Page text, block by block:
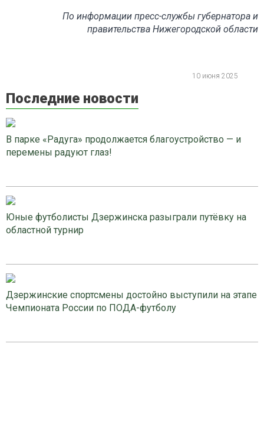
По информации пресс-службы губернатора и
правительства Нижегородской области
10 июня 2025
Последние новости
В парке «Радуга» продолжается благоустройство — и
перемены радуют глаз!
Юные футболисты Дзержинска разыграли путёвку на
областной турнир
Дзержинские спортсмены достойно выступили на этапе
Чемпионата России по ПОДА-футболу